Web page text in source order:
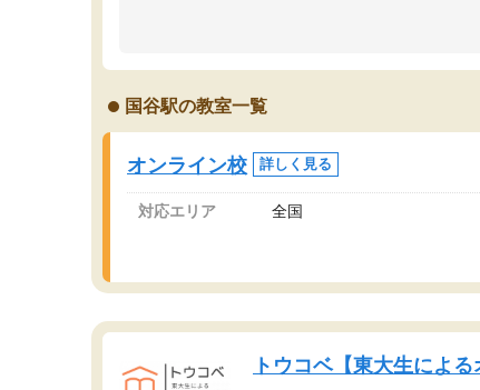
国谷駅の教室一覧
オンライン校 詳しく見る
対応エリア 全国
トウコベ【東大生による